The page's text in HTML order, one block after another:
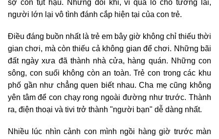
sợ con tụt hậu. Nhưng đôi khi, vì quá lo cho tương lai,
người lớn lại vô tình đánh cắp hiện tại của con trẻ.
Điều đáng buồn nhất là trẻ em bây giờ không chỉ thiếu thời
gian chơi, mà còn thiếu cả không gian để chơi. Những bãi
đất ngày xưa đã thành nhà cửa, hàng quán. Những con
sông, con suối không còn an toàn. Trẻ con trong các khu
phố gần như chẳng quen biết nhau. Cha mẹ cũng không
yên tâm để con chạy rong ngoài đường như trước. Thành
ra, điện thoại và tivi trở thành "người bạn" dễ dàng nhất.
Nhiều lúc nhìn cảnh con mình ngồi hàng giờ trước màn